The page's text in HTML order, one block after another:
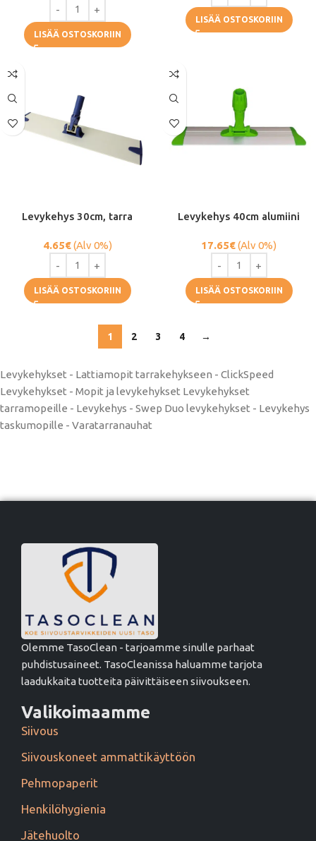
LISÄÄ OSTOSKORIIN
LISÄÄ OSTOSKORIIN
Levykehys 30cm, tarra
4.65€(Alv 0%)
LISÄÄ OSTOSKORIIN
Levykehys 40cm alumiini
17.65€(Alv 0%)
LISÄÄ OSTOSKORIIN
1 2 3 4 →
Levykehykset - Lattiamopit tarrakehykseen - ClickSpeed ​​
Levykehykset - Mopit ja levykehykset Levykehykset
tarramopeille - Levykehys - Swep Duo levykehykset - Levykehys
taskumopille - Varatarranauhat
Olemme TasoClean - tarjoamme sinulle parhaat
puhdistusaineet. TasoCleanissa haluamme tarjota
laadukkaita tuotteita päivittäiseen siivoukseen.
Valikoimaamme
Siivous
Siivouskoneet ammattikäyttöön
Pehmopaperit
Henkilöhygienia
Jätehuolto